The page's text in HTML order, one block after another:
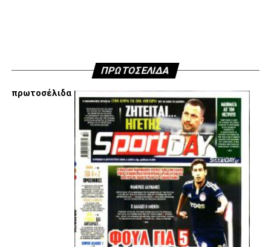
ΠΡΩΤΟΣΕΛΙΔΑ
πρωτοσέλιδα